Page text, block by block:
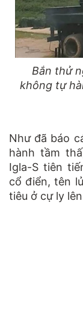
Bắn thử
không tự
Như đã báo
hành tầm
Igla-S tiên
cổ điển, tên
tiêu ở cự ly